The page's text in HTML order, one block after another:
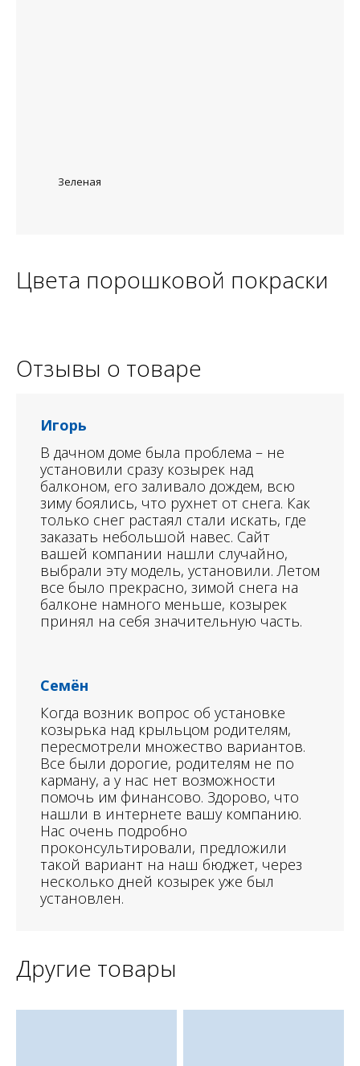
Зеленая
Цвета порошковой покраски
Отзывы о товаре
Игорь
В дачном доме была проблема – не
установили сразу козырек над
балконом, его заливало дождем, всю
зиму боялись, что рухнет от снега. Как
только снег растаял стали искать, где
заказать небольшой навес. Сайт
вашей компании нашли случайно,
выбрали эту модель, установили. Летом
все было прекрасно, зимой снега на
балконе намного меньше, козырек
принял на себя значительную часть.
Семён
Когда возник вопрос об установке
козырька над крыльцом родителям,
пересмотрели множество вариантов.
Все были дорогие, родителям не по
карману, а у нас нет возможности
помочь им финансово. Здорово, что
нашли в интернете вашу компанию.
Нас очень подробно
проконсультировали, предложили
такой вариант на наш бюджет, через
несколько дней козырек уже был
установлен.
Другие товары